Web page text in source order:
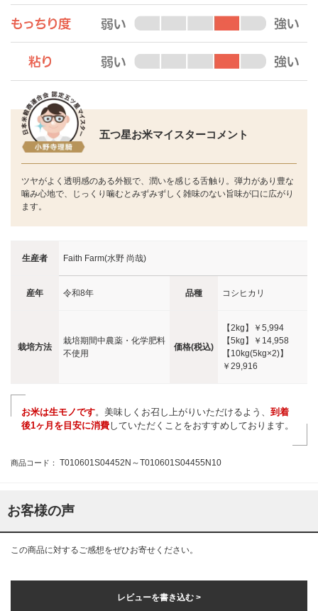
五つ星お米マイスターコメント
ツヤがよく透明感のある外観で、潤いを感じる舌触り。弾力があり豊な
噛み心地で、じっくり噛むとみずみずしく雑味のない旨味が口に広がり
ます。
生産者 Faith Farm(水野 尚哉)
産年 令和8年 品種 コシヒカリ
栽培方法
栽培期間中農薬・化学肥料
不使用
価格(税込)
【2kg】
￥5,994
【5kg】
￥14,958
【10kg(5kg×2)】
￥29,916
お米は生モノです。美味しくお召し上がりいただけるよう、 到着
後1ヶ月を目安に消費していただくことをおすすめしております。
商品コード： T010601S04452N～T010601S04455N10
お客様の声
この商品に対するご感想をぜひお寄せください。
レビューを書き込む >